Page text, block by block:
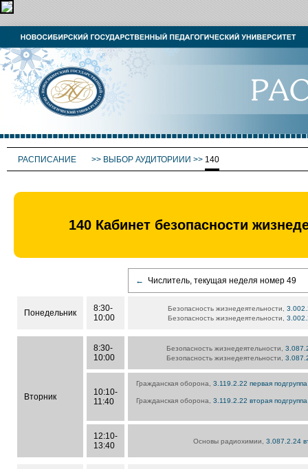
РАСПИСАНИЕ >> ВЫБОР АУДИТОРИИИ >> 140
140 Кабинет безопасности
← Числитель, текущая неделя номер 49
Понедельник
8:30-
10:00
Безопасность жизнедеятельности,
Безопасность жизнедеятельности,
Вторник
8:30-
10:00
Безопасность жизнедеятельности,
Безопасность жизнедеятельности,
10:10-
11:40
Гражданская оборона, 3.119.2.22 первая подгруппа
Гражданская оборона, 3.119.2.22 вторая подгруппа
12:10-
13:40
Основы радиохимии,3.087.2.24